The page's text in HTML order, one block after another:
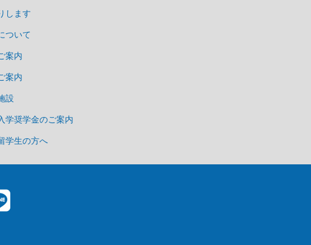
します
ついて
案内
案内
設
学奨学金のご案内
学生の方へ